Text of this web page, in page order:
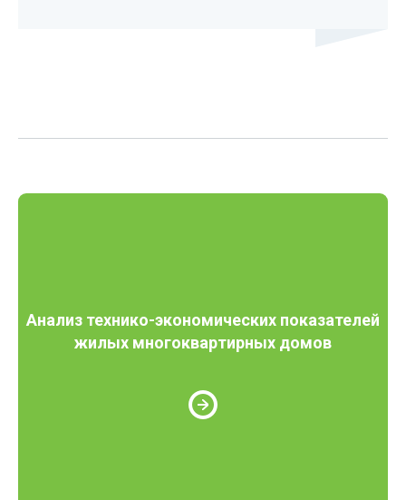
Анализ технико-экономических показателей
жилых многоквартирных домов